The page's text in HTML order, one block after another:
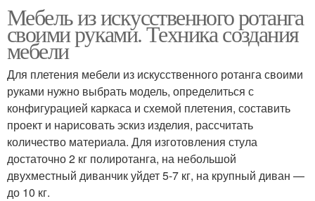
Мебель из искусственного ротанга
своими руками. Техника создания
мебели
Для плетения мебели из искусственного ротанга своими
руками нужно выбрать модель, определиться с
конфигурацией каркаса и схемой плетения, составить
проект и нарисовать эскиз изделия, рассчитать
количество материала. Для изготовления стула
достаточно 2 кг полиротанга, на небольшой
двухместный диванчик уйдет 5-7 кг, на крупный диван —
до 10 кг.